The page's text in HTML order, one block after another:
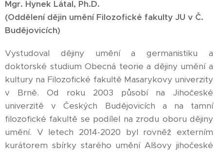
Mgr. Hynek Látal, Ph.D.
(Oddělení dějin umění Filozofické fakulty JU v Č.
Budějovicích)
Vystudoval dějiny umění a germanistiku a
doktorské studium Obecná teorie a dějiny umění a
kultury na Filozofické fakultě Masarykovy univerzity
v Brně. Od roku 2003 působí na Jihočeské
univerzitě v Českých Budějovicích a na tamní
filozofické fakultě se podílel na zrodu oboru dějiny
umění. V letech 2014-2020 byl rovněž externím
kurátorem sbírky starého umění Alšovy jihočeské